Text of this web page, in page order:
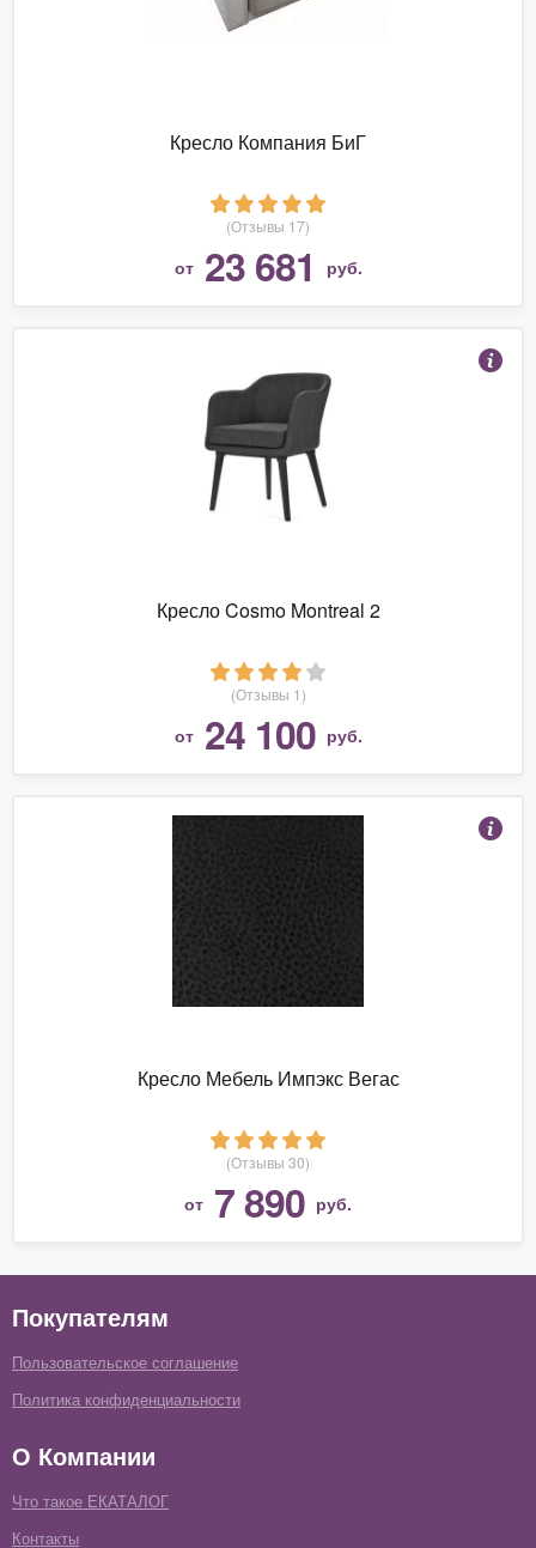
Кресло Компания БиГ
(Отзывы 17)
от 23 681 руб.
Кресло Cosmo Montreal 2
(Отзывы 1)
от 24 100 руб.
Кресло Мебель Импэкс Вегас
(Отзывы 30)
от 7 890 руб.
Покупателям
Пользовательское соглашение
Политика конфиденциальности
О Компании
Что такое ЕКАТАЛОГ
Контакты